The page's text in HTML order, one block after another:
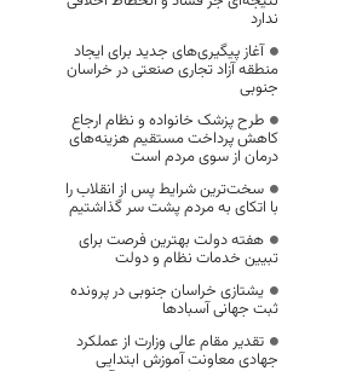
ندارد
آغاز پیگیری‌های جدید برای ایجاد
منطقه آزاد تجاری صنعتی در خراسان
جنوبی
طرح پزشک خانواده و نظام ارجاع
کاهش پرداخت مستقیم هزینه‌های
درمان از سوی مردم است
سخت‌ترین شرایط پس از انقلاب را
با اتکای به مردم پشت سر گذاشتیم
هفته دولت بهترین فرصت برای
تبیین خدمات نظام و دولت
یشتازی خراسان جنوبی در پرونده
ثبت جهانی آسبادها
تقدیر مقام عالی وزارت از عملکرد
جهادی معاونت آموزش ابتدایی